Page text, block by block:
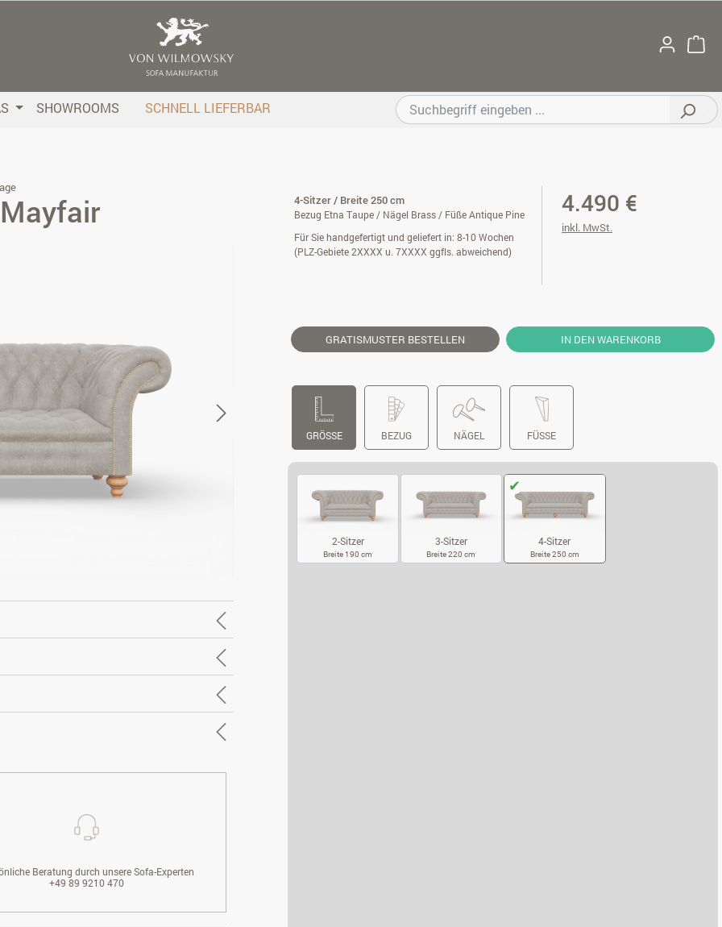
SHOWROOMS SCHNELL LIEFERBAR
4-Sitzer / Breite 250 cm
Bezug Etna Taupe / Nägel Brass / Füße Antique Pine
Für Sie handgefertigt und geliefert in: 8-10 Wochen
(PLZ-Gebiete 2XXXX u. 7XXXX ggfls. abweichend)
4.490 €
inkl. MwSt.
GRATISMUSTER BESTELLEN IN DEN WARENKORB
GRÖSSE BEZUG NÄGEL FÜSSE
2-Sitzer
Breite 190 cm
3-Sitzer
Breite 220 cm
4-Sitzer
Breite 250 cm
Beratung durch unsere Sofa-Experten
+49 89 9210 470